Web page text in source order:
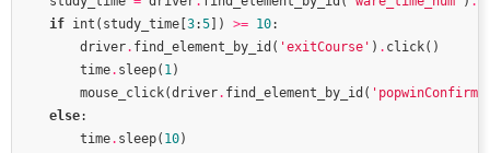
if int(study_time[ 3:5 ]) >= 10
        driver
. find_element_by_id( 'exitCourse' ) .
        time
. sleep( 1
        mouse_click(driver
. find_element_by_id( 'popwinConfirm'
else
        time
. sleep( 10